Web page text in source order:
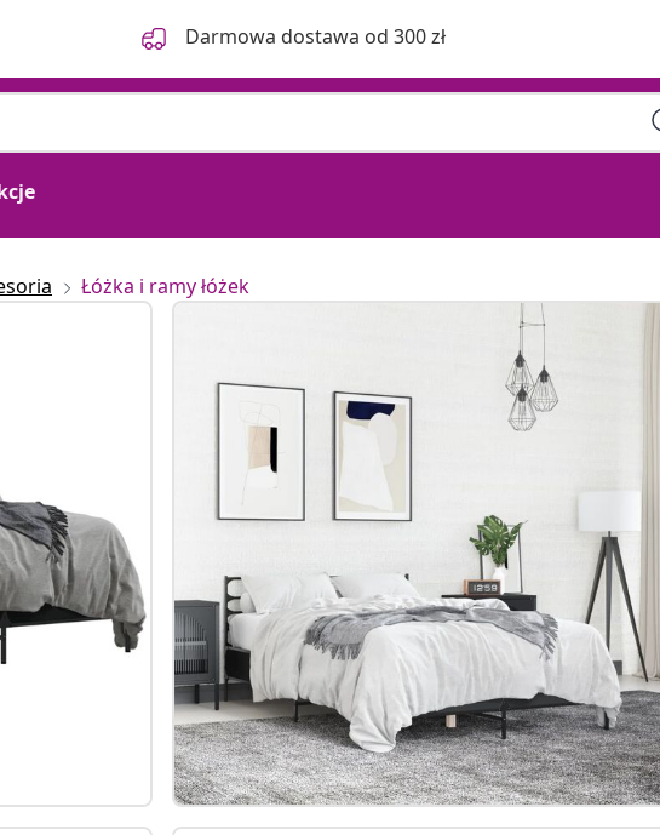
Darmowa dostawa od 300 zł
Łóżka i ramy łóżek